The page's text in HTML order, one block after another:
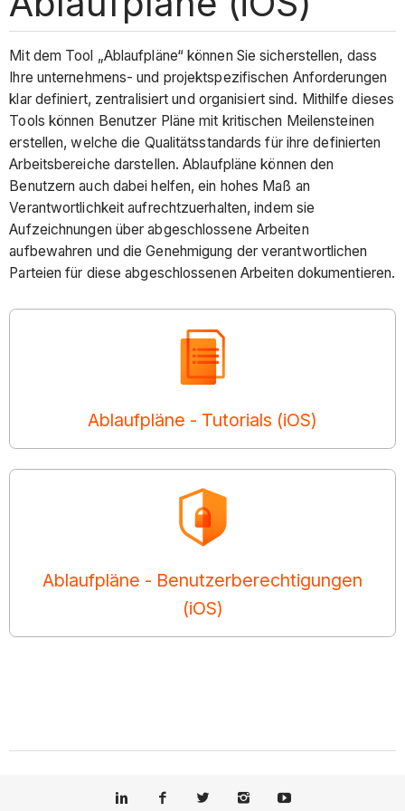
Mit dem Tool „Ablaufpläne“ können Sie sicherstellen, dass
Ihre unternehmens- und projektspezifischen Anforderungen
klar definiert, zentralisiert und organisiert sind. Mithilfe dieses
Tools können Benutzer Pläne mit kritischen Meilensteinen
erstellen, welche die Qualitätsstandards für ihre definierten
Arbeitsbereiche darstellen. Ablaufpläne können den
Benutzern auch dabei helfen, ein hohes Maß an
Verantwortlichkeit aufrechtzuerhalten, indem sie
Aufzeichnungen über abgeschlossene Arbeiten
aufbewahren und die Genehmigung der verantwortlichen
Parteien für diese abgeschlossenen Arbeiten dokumentieren.
Ablaufpläne - Tutorials (iOS)
Ablaufpläne - Benutzerberechtigungen
(iOS)